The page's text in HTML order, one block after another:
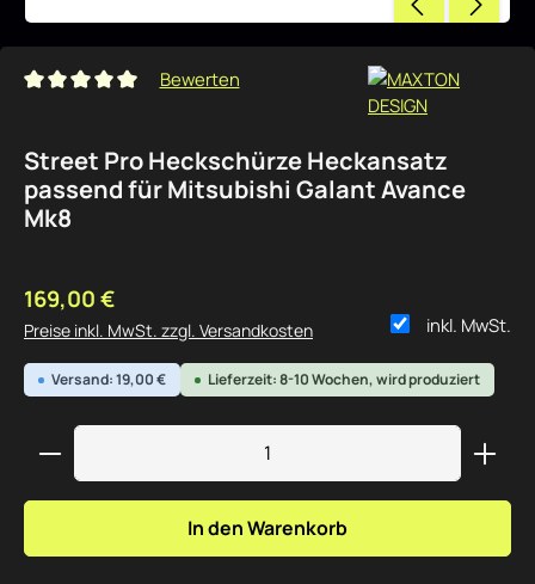
Durchschnittliche Bewertung von 0 von 5 Sternen
Bewerten
Street Pro Heckschürze Heckansatz
passend für Mitsubishi Galant Avance
Mk8
Regulärer Preis:
169,00 €
inkl. MwSt.
Preise inkl. MwSt. zzgl. Versandkosten
Versand: 19,00 € Lieferzeit: 8-10 Wochen, wird produziert
Produkt Anzahl: Gib den gewünschten Wert ein
In den Warenkorb